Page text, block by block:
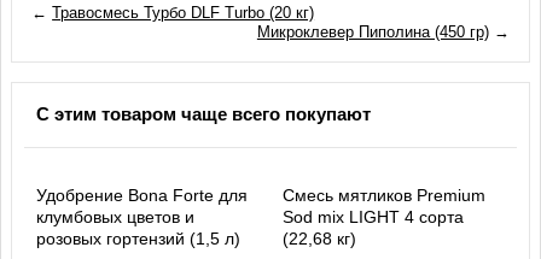
←Травосмесь Турбо DLF Turbo (20 кг)
Микроклевер Пиполина (450 гр)→
С этим товаром чаще всего покупают
Удобрение Bona Forte для
клумбовых цветов и
розовых гортензий (1,5 л)
Смесь мятликов Premium
Sod mix LIGHT 4 сорта
(22,68 кг)